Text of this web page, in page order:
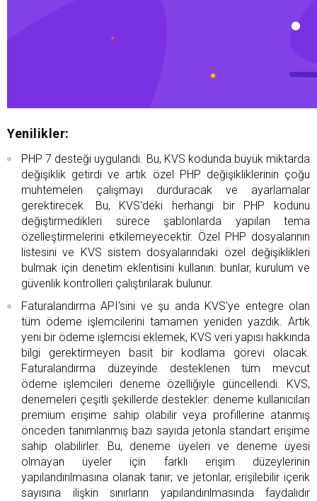
Yenilikler:
PHP 7 desteği uygulandı. Bu, KVS kodunda büyük miktarda
değişiklik getirdi ve artık özel PHP değişikliklerinin çoğu
muhtemelen çalışmayı durduracak ve ayarlamalar
gerektirecek. Bu, KVS'deki herhangi bir PHP kodunu
değiştirmedikleri sürece şablonlarda yapılan tema
özelleştirmelerini etkilemeyecektir. Özel PHP dosyalarının
listesini ve KVS sistem dosyalarındaki özel değişiklikleri
bulmak için denetim eklentisini kullanın: bunlar, kurulum ve
güvenlik kontrolleri çalıştırılarak bulunur.
Faturalandırma API'sini ve şu anda KVS'ye entegre olan
tüm ödeme işlemcilerini tamamen yeniden yazdık. Artık
yeni bir ödeme işlemcisi eklemek, KVS veri yapısı hakkında
bilgi gerektirmeyen basit bir kodlama görevi olacak.
Faturalandırma düzeyinde desteklenen tüm mevcut
ödeme işlemcileri deneme özelliğiyle güncellendi. KVS,
denemeleri çeşitli şekillerde destekler: deneme kullanıcıları
premium erişime sahip olabilir veya profillerine atanmış
önceden tanımlanmış bazı sayıda jetonla standart erişime
sahip olabilirler. Bu, deneme üyeleri ve deneme üyesi
olmayan üyeler için farklı erişim düzeylerinin
yapılandırılmasına olanak tanır; ve jetonlar, erişilebilir içerik
sayısına ilişkin sınırların yapılandırılmasında faydalıdır